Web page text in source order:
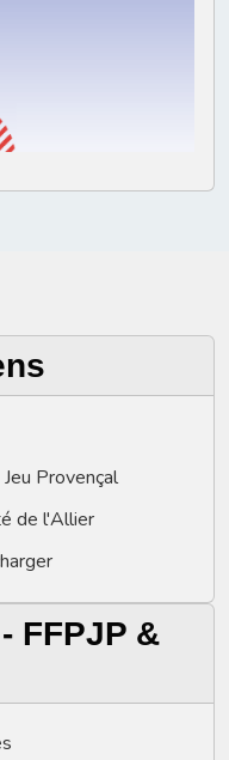
Provençal
de l'Allier
FFPJP &